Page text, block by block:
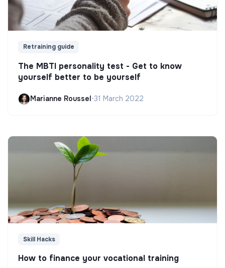
Retraining guide
The MBTI personality test - Get to know
yourself better to be yourself
Marianne Roussel•31 March 2022
Skill Hacks
How to finance your vocational training